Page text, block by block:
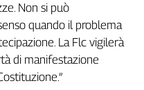
Non si può
quando il problema
La Flc vigilerà
di manifestazione